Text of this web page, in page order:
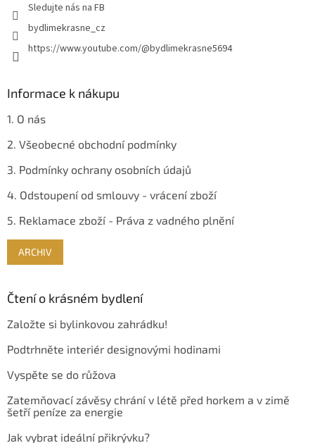
Sledujte nás na FB
bydlimekrasne_cz
https://www.youtube.com/@bydlimekrasne5694
Informace k nákupu
1. O nás
2. Všeobecné obchodní podmínky
3. Podmínky ochrany osobních údajů
4. Odstoupení od smlouvy - vrácení zboží
5. Reklamace zboží - Práva z vadného plnění
ARCHIV
Čtení o krásném bydlení
Založte si bylinkovou zahrádku!
Podtrhněte interiér designovými hodinami
Vyspěte se do růžova
Zatemňovací závěsy chrání v létě před horkem a v zimě
šetří peníze za energie
Jak vybrat ideální přikrývku?